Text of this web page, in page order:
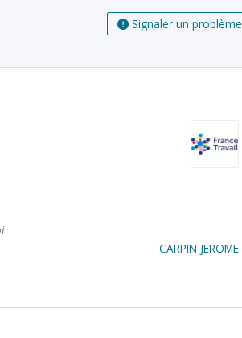
Signaler un problème
CARPIN JEROME